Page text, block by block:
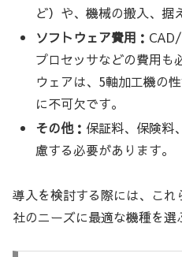
ど）や、機械の搬入、据
ソフトウェア費用：
プロセッサなどの費用も
ウェアは、5軸加工機の
に不可欠です。
その他： 保証料、保険料
慮する必要があります。
導入を検討する際には、こ
社のニーズに最適な機種を選